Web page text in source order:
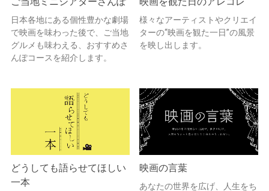
日本各地にある個性豊かな劇場
で映画を味わった後で、ご当地
グルメも味わえる、おすすめさ
んぽコースを紹介します。
様々なアーティストやクリエイ
ターの“映画を観た一日”の風景
を映し出します。
どうしても語らせてほしい
一本
映画の言葉
あなたの世界を広げ、人生をち